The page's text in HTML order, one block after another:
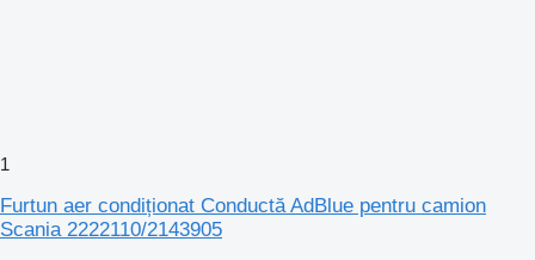
1
Furtun aer condiționat Conductă AdBlue pentru camion
Scania 2222110/2143905